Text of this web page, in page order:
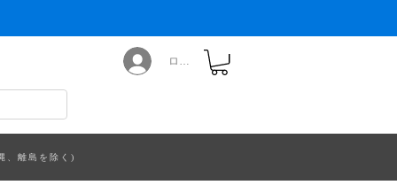
ログイン
、離島を除く)